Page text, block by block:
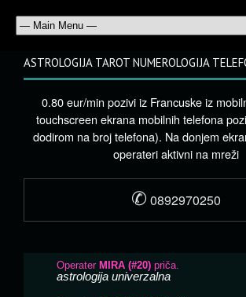
ASTROLOGIJA TAROT NUMEROLOGIJA
0.80 eur/min pozivi iz Francuske iz
touchscreen ekrana mobilnih telefona
dodirom na broj telefona). Na donjem
operateri aktivni na mreži
✆ 0892970250